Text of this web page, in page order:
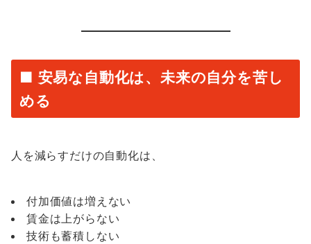
■ 安易な自動化は、未来の自分を苦し
める
人を減らすだけの自動化は、
付加価値は増えない
賃金は上がらない
技術も蓄積しない